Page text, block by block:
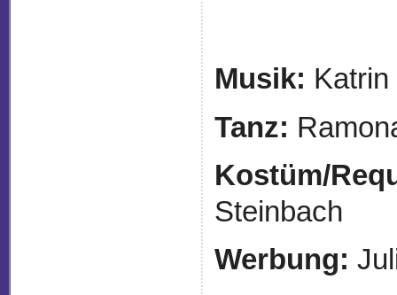
Musik:
Tanz:
Kostüm/
Steinbach
Werbung: